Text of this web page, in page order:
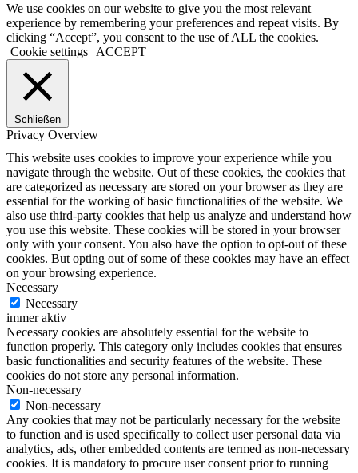
We use cookies on our website to give you the most relevant
experience by remembering your preferences and repeat visits. By
clicking “Accept”, you consent to the use of ALL the cookies.
Cookie settings
ACCEPT
Schließen
Privacy Overview
This website uses cookies to improve your experience while you
navigate through the website. Out of these cookies, the cookies that
are categorized as necessary are stored on your browser as they are
essential for the working of basic functionalities of the website. We
also use third-party cookies that help us analyze and understand how
you use this website. These cookies will be stored in your browser
only with your consent. You also have the option to opt-out of these
cookies. But opting out of some of these cookies may have an effect
on your browsing experience.
Necessary
Necessary
immer aktiv
Necessary cookies are absolutely essential for the website to
function properly. This category only includes cookies that ensures
basic functionalities and security features of the website. These
cookies do not store any personal information.
Non-necessary
Non-necessary
Any cookies that may not be particularly necessary for the website
to function and is used specifically to collect user personal data via
analytics, ads, other embedded contents are termed as non-necessary
cookies. It is mandatory to procure user consent prior to running